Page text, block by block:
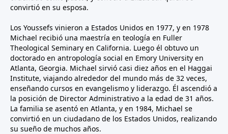
convirtió en su esposa.
Los Youssefs vinieron a Estados Unidos en 1977, y en 1978
Michael recibió una maestría en teología en Fuller
Theological Seminary en California. Luego él obtuvo un
doctorado en antropología social en Emory University en
Atlanta, Georgia. Michael sirvió casi diez años en el Haggai
Institute, viajando alrededor del mundo más de 32 veces,
enseñando cursos en evangelismo y liderazgo. Él ascendió a
la posición de Director Administrativo a la edad de 31 años.
La familia se asentó en Atlanta, y en 1984, Michael se
convirtió en un ciudadano de los Estados Unidos, realizando
su sueño de muchos años.